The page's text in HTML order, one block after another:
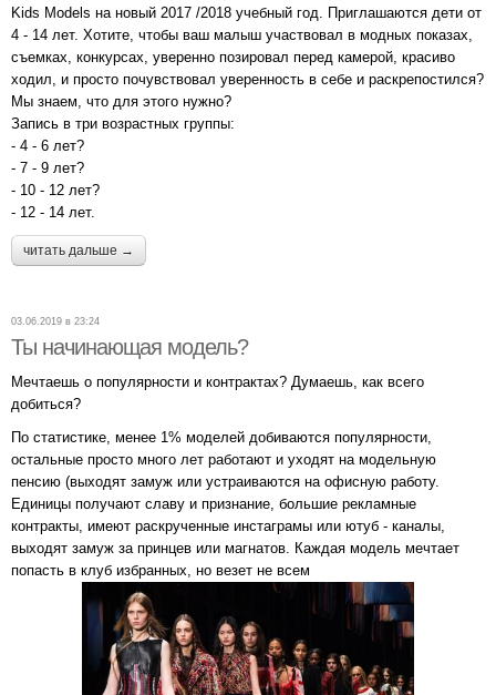
Kids Models на новый 2017 /2018 учебный год. Приглашаются дети от
4 - 14 лет. Хотите, чтобы ваш малыш участвовал в модных показах,
съемках, конкурсах, уверенно позировал перед камерой, красиво
ходил, и просто почувствовал уверенность в себе и раскрепостился?
Мы знаем, что для этого нужно?
Запись в три возрастных группы:
- 4 - 6 лет?
- 7 - 9 лет?
- 10 - 12 лет?
- 12 - 14 лет.
читать дальше →
03.06.2019 в 23:24
Ты начинающая модель?
Мечтаешь о популярности и контрактах? Думаешь, как всего
добиться?
По статистике, менее 1% моделей добиваются популярности,
остальные просто много лет работают и уходят на модельную
пенсию (выходят замуж или устраиваются на офисную работу.
Единицы получают славу и признание, большие рекламные
контракты, имеют раскрученные инстаграмы или ютуб - каналы,
выходят замуж за принцев или магнатов. Каждая модель мечтает
попасть в клуб избранных, но везет не всем